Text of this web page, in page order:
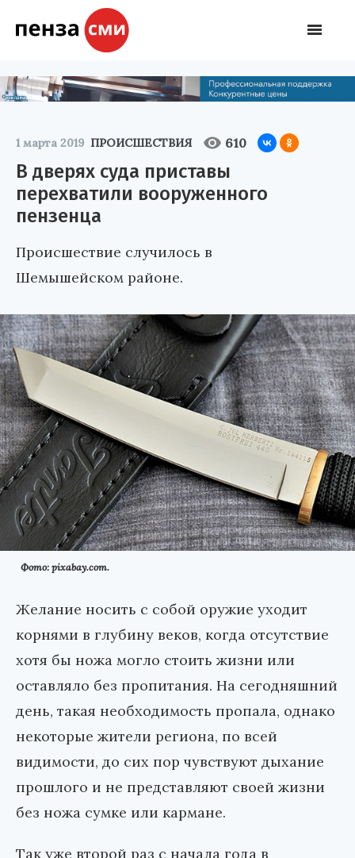
1 марта 2019 ПРОИСШЕСТВИЯ 610
В дверях суда приставы
перехватили вооруженного
пензенца
Происшествие случилось в
Шемышейском районе.
Фото: pixabay.com.
Желание носить с собой оружие уходит
корнями в глубину веков, когда отсутствие
хотя бы ножа могло стоить жизни или
оставляло без пропитания. На сегодняшний
день, такая необходимость пропала, однако
некоторые жители региона, по всей
видимости, до сих пор чувствуют дыхание
прошлого и не представляют своей жизни
без ножа сумке или кармане.
Так уже второй раз с начала года в